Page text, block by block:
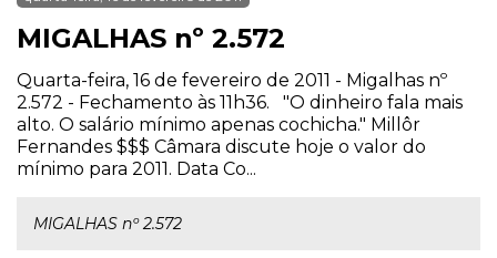
MIGALHAS nº 2.572
Quarta-feira, 16 de fevereiro de 2011 - Migalhas nº
2.572 - Fechamento às 11h36. "O dinheiro fala mais
alto. O salário mínimo apenas cochicha." Millôr
Fernandes $$$ Câmara discute hoje o valor do
mínimo para 2011. Data Co...
MIGALHAS nº 2.572